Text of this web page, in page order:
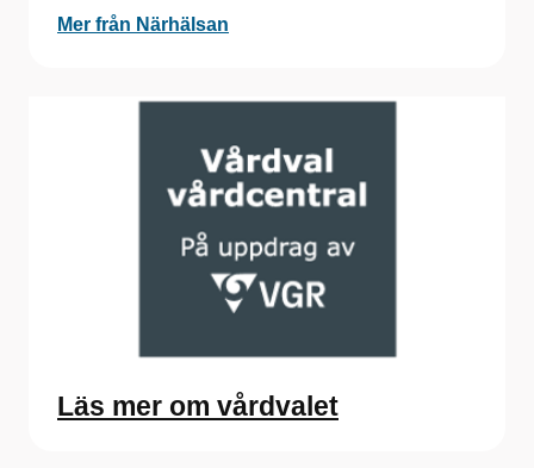
Mer från Närhälsan
Läs mer om vårdvalet